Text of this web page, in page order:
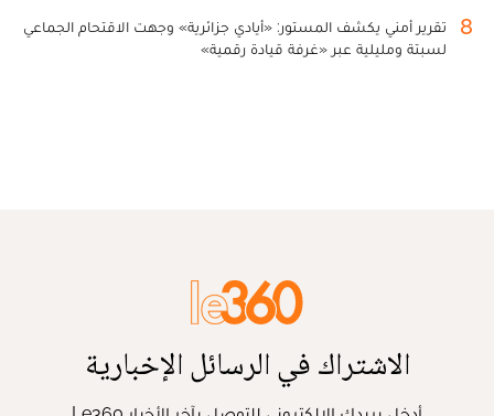
8
تقرير أمني يكشف المستور: «أيادي جزائرية» وجهت الاقتحام الجماعي
لسبتة ومليلية عبر «غرفة قيادة رقمية»
الاشتراك في الرسائل الإخبارية